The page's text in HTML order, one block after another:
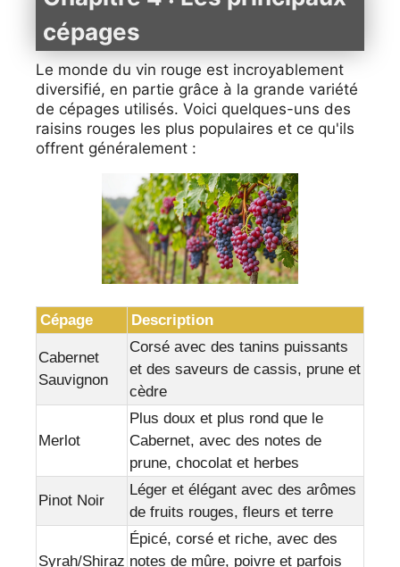
cépages
Le monde du vin rouge est incroyablement
diversifié, en partie grâce à la grande variété
de cépages utilisés. Voici quelques-uns des
raisins rouges les plus populaires et ce qu'ils
offrent généralement :
Cépage Description
Cabernet
Sauvignon
Corsé avec des tanins puissants
et des saveurs de cassis, prune et
cèdre
Merlot
Plus doux et plus rond que le
Cabernet, avec des notes de
prune, chocolat et herbes
Pinot Noir
Léger et élégant avec des arômes
de fruits rouges, fleurs et terre
Syrah/Shiraz
Épicé, corsé et riche, avec des
notes de mûre, poivre et parfois